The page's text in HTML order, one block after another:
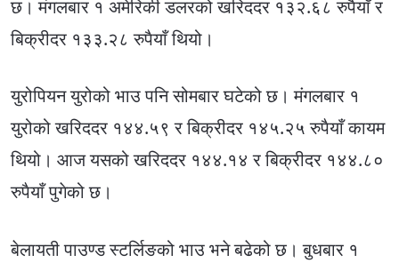
छ। मंगलबार १ अमेरिकी डलरको खरिददर १३२.६८ रुपैयाँ र
बिक्रीदर १३३.२८ रुपैयाँ थियो।
युरोपियन युरोको भाउ पनि सोमबार घटेको छ। मंगलबार १
युरोको खरिददर १४४.५९ र बिक्रीदर १४५.२५ रुपैयाँ कायम
थियो। आज यसको खरिददर १४४.१४ र बिक्रीदर १४४.८०
रुपैयाँ पुगेको छ।
बेलायती पाउण्ड स्टर्लिङको भाउ भने बढेको छ। बुधबार १